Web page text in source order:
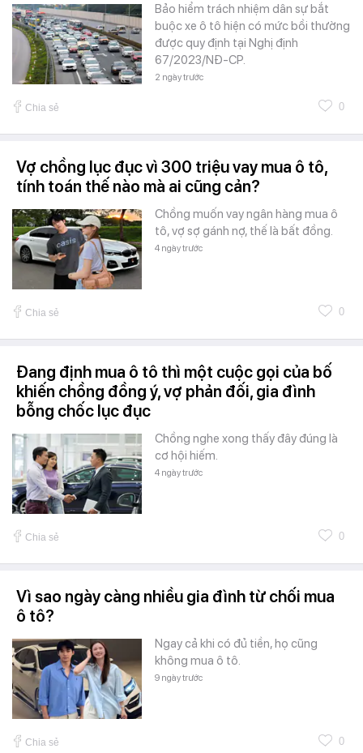
Bảo hiểm trách nhiệm dân sự bắt
buộc xe ô tô hiện có mức bồi thường
được quy định tại Nghị định
67/2023/NĐ-CP.
2 ngày trước
Chia sẻ 0
Vợ chồng lục đục vì 300 triệu vay mua ô tô,
tính toán thế nào mà ai cũng cản?
Chồng muốn vay ngân hàng mua ô
tô, vợ sợ gánh nợ, thế là bất đồng.
4 ngày trước
Chia sẻ 0
Đang định mua ô tô thì một cuộc gọi của bố
khiến chồng đồng ý, vợ phản đối, gia đình
bỗng chốc lục đục
Chồng nghe xong thấy đây đúng là
cơ hội hiếm.
4 ngày trước
Chia sẻ 0
Vì sao ngày càng nhiều gia đình từ chối mua
ô tô?
Ngay cả khi có đủ tiền, họ cũng
không mua ô tô.
9 ngày trước
Chia sẻ 0